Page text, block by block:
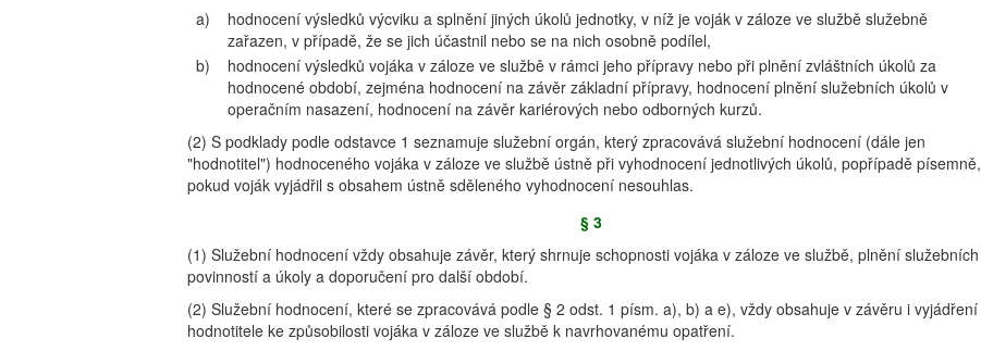
a)
hodnocení výsledků výcviku a splnění jiných úkolů jednotky, v níž je voják v záloze ve službě služebně
zařazen, v případě, že se jich účastnil nebo se na nich osobně podílel,
b)
hodnocení výsledků vojáka v záloze ve službě v rámci jeho přípravy nebo při plnění zvláštních úkolů za
hodnocené období, zejména hodnocení na závěr základní přípravy, hodnocení plnění služebních úkolů v
operačním nasazení, hodnocení na závěr kariérových nebo odborných kurzů.
(2) S podklady podle odstavce 1 seznamuje služební orgán, který zpracovává služební hodnocení (dále jen
"hodnotitel") hodnoceného vojáka v záloze ve službě ústně při vyhodnocení jednotlivých úkolů, popřípadě písemně,
pokud voják vyjádřil s obsahem ústně sděleného vyhodnocení nesouhlas.
§ 3
(1) Služební hodnocení vždy obsahuje závěr, který shrnuje schopnosti vojáka v záloze ve službě, plnění služebních
povinností a úkoly a doporučení pro další období.
(2) Služební hodnocení, které se zpracovává podle § 2 odst. 1 písm. a), b) a e), vždy obsahuje v závěru i vyjádření
hodnotitele ke způsobilosti vojáka v záloze ve službě k navrhovanému opatření.